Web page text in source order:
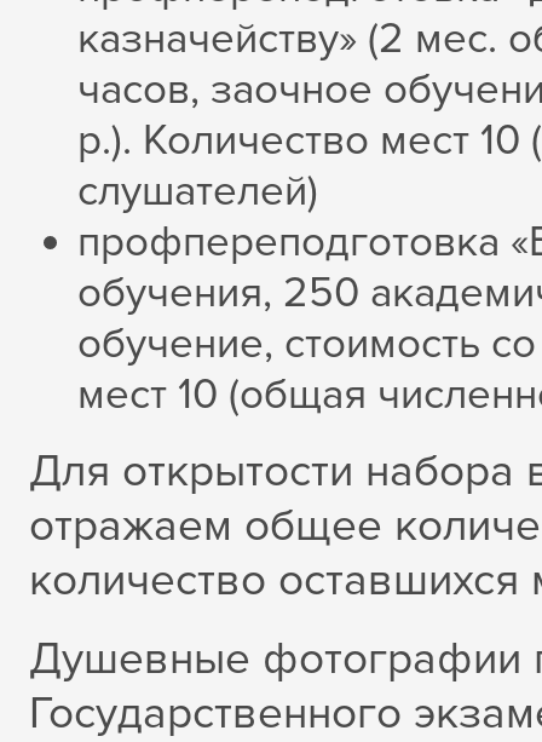
казначейству» (2 мес.
часов, заочное
р.). Количество мест
слушателей)
профпереподготовка
обучения, 250
обучение, стоимость
мест 10 (общая
Для открытости
отражаем общее
количество оставшихся
Душевные фотографии
Государственного